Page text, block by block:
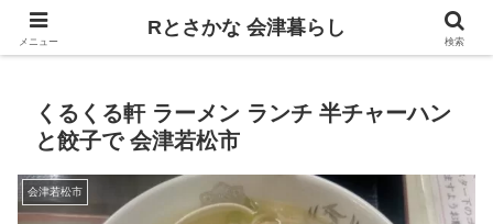
飲食、観光、イベント。食べて遊ぶ
くるくる軒 ラーメン ランチ 半チャーハン
と餃子で 会津若松市
会津若松市
メニュー
Rとさかな 会津暮らし
検索